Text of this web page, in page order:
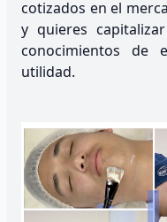
cotizados en el
y quieres
conocimientos
utilidad.